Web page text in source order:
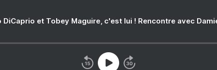
DiCaprio et Tobey Maguire, c'est lui ! Rencontre avec